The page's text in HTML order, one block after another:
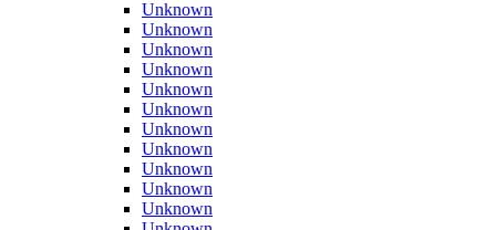
Unknown
Unknown
Unknown
Unknown
Unknown
Unknown
Unknown
Unknown
Unknown
Unknown
Unknown